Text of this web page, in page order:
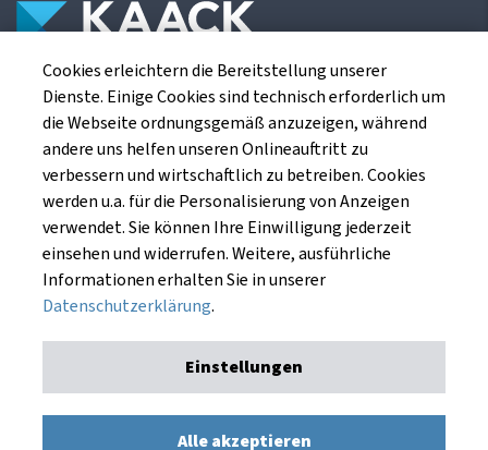
Die Kaack Terminhandel GmbH ist ein
Finanzdienstleistungsinstitut für die europäischen
Agrarterminbörsen.
Kaack Terminhandel GmbH
Am Markt 8
49661 Cloppenburg
Datenschutzerklärung
Cookies erleichtern die Bereitstellung unserer
Dienste. Einige Cookies sind technisch erforderlich um
die Webseite ordnungsgemäß anzuzeigen, während
andere uns helfen unseren Onlineauftritt zu
verbessern und wirtschaftlich zu betreiben. Cookies
werden u.a. für die Personalisierung von Anzeigen
verwendet. Sie können Ihre Einwilligung jederzeit
einsehen und widerrufen. Weitere, ausführliche
Informationen erhalten Sie in unserer
Datenschutzerklärung.
Einstellungen
Alle akzeptieren